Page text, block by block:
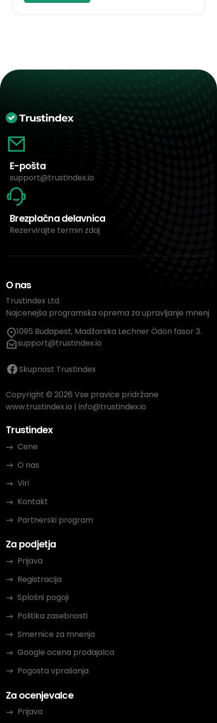
E-pošta
support@trustindex.io
Brezplačna delavnica
Rezervirajte termin zdaj
O nas
Trustindex Ltd.
Najcenejša programska oprema za upravljanje mnenj
1095 Budapest, Madžarska Lechner Ödön fasor 3.
support@trustindex.io
Skupnost Trustindex
Copyright © 2026 Vse pravice pridržane
www.trustindex.io | info@trustindex.io
Trustindex
Cene
O nas
Viri
Kontakt
Partnerski program
Za podjetja
Prijava
Registracija
Splošni pogoji
Politika zasebnosti
Smernice za mnenja
Google ocena prodajalca
Pogosta vprašanja
Za ocenjevalce
Prijava